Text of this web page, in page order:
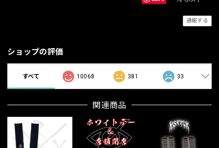
通報する
ショップの評価
すべて 10068 381 33
関連商品